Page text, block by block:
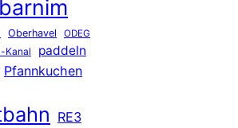
Oberhavel ODEG
Kanal paddeln
Pfannkuchen
RE3